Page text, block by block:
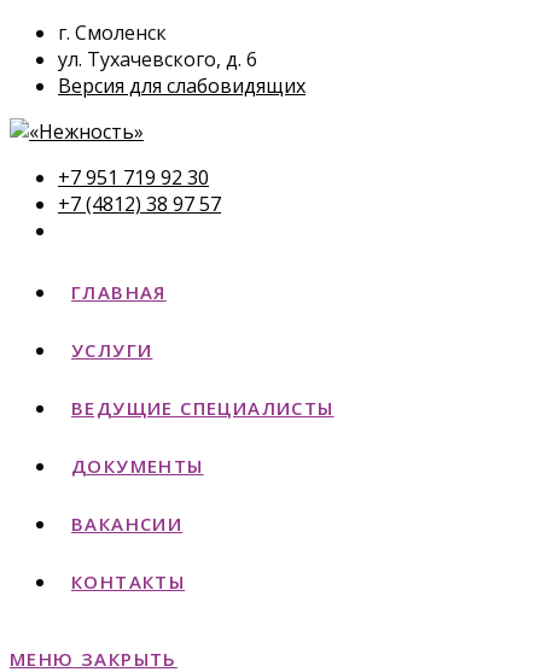
г. Смоленск
ул. Тухачевского, д. 6
Версия для слабовидящих
+7 951 719 92 30
+7 (4812) 38 97 57
ГЛАВНАЯ
УСЛУГИ
ВЕДУЩИЕ СПЕЦИАЛИСТЫ
ДОКУМЕНТЫ
ВАКАНСИИ
КОНТАКТЫ
МЕНЮ ЗАКРЫТЬ